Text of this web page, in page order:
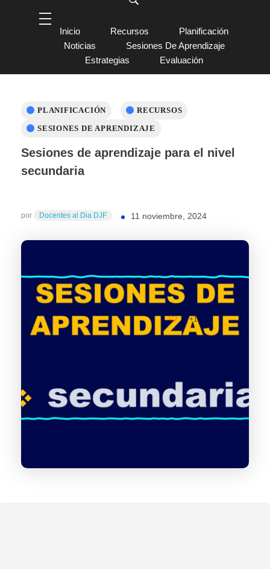
Inicio Recursos
Planificación
Noticias
Sesiones De Aprendizaje
Estrategias
Evaluación
Sesiones de aprendizaje para el nivel
secundaria
11 noviembre, 2024
por Docentes al Dia DJF
PLANIFICACIÓN
RECURSOS
SESIONES DE APRENDIZAJE
+1